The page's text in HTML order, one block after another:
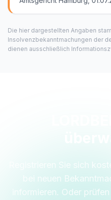
Die hier dargestellten Angaben
Insolvenzbekanntmachungen der
dienen ausschließlich
Registrieren Sie sich
bei neuen
informieren. Oder